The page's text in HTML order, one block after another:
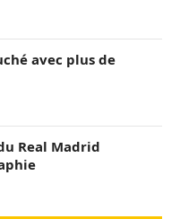
avec plus de
Real Madrid